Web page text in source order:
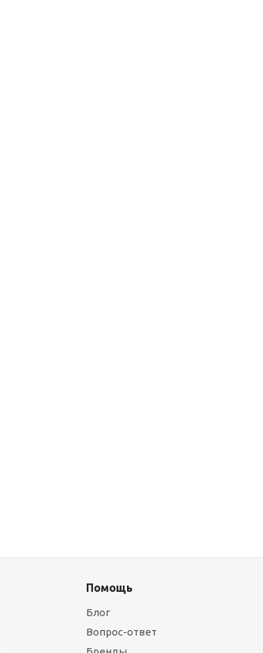
Помощь
Блог
Вопрос-ответ